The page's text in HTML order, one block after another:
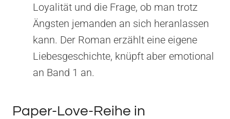
Loyalität und die Frage, ob man trotz
Ängsten jemanden an sich heranlassen
kann. Der Roman erzählt eine eigene
Liebesgeschichte, knüpft aber emotional
an Band 1 an.
Paper-Love-Reihe in